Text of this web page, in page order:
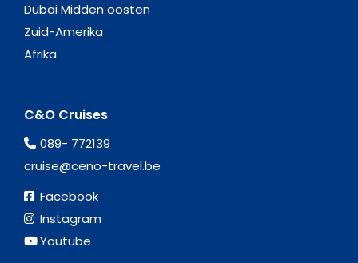
Dubai Midden oosten
Zuid-Amerika
Afrika
C&O Cruises
089- 772139
cruise@ceno-travel.be
Facebook
Instagram
Youtube